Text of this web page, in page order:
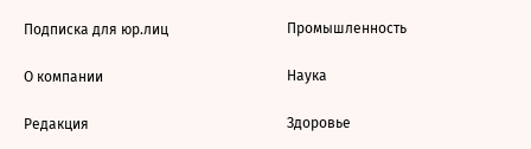
Подписка для юр.лиц
О компании
Редакция
Промышленность
Наука
Здоровье